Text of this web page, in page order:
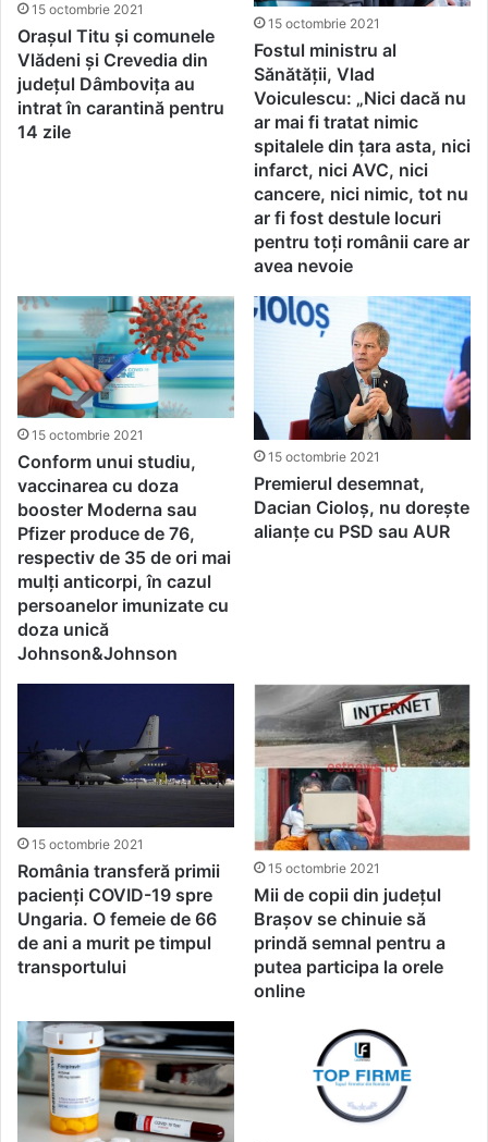
15 octombrie 2021
Orașul Titu și comunele
Vlădeni și Crevedia din
județul Dâmbovița au
intrat în carantină pentru
14 zile
15 octombrie 2021
Fostul ministru al
Sănătăţii, Vlad
Voiculescu: „Nici dacă nu
ar mai fi tratat nimic
spitalele din ţara asta, nici
infarct, nici AVC, nici
cancere, nici nimic, tot nu
ar fi fost destule locuri
pentru toţi românii care ar
avea nevoie
15 octombrie 2021
Conform unui studiu,
vaccinarea cu doza
booster Moderna sau
Pfizer produce de 76,
respectiv de 35 de ori mai
mulți anticorpi, în cazul
persoanelor imunizate cu
doza unică
Johnson&Johnson
15 octombrie 2021
Premierul desemnat,
Dacian Cioloş, nu dorește
alianțe cu PSD sau AUR
15 octombrie 2021
România transferă primii
pacienți COVID-19 spre
Ungaria. O femeie de 66
de ani a murit pe timpul
transportului
15 octombrie 2021
Mii de copii din județul
Brașov se chinuie să
prindă semnal pentru a
putea participa la orele
online